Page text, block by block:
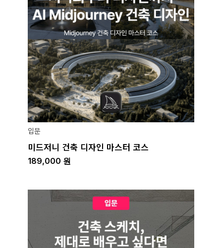
입문
미드저니 건축 디자인 마스터 코스
189,000 원